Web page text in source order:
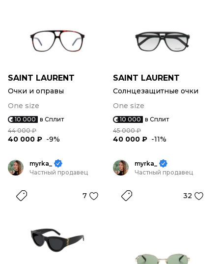
SAINT LAURENT
Очки и оправы
One size
10 000 в Сплит
44 000 ₽
40 000 ₽ -9%
SAINT LAURENT
Солнцезащитные очки
One size
10 000 в Сплит
45 000 ₽
40 000 ₽ -11%
myrka_
Частный продавец
7
myrka_
Частный продавец
32